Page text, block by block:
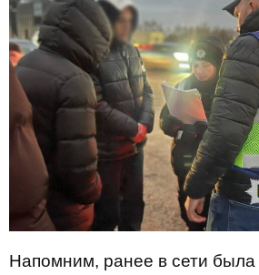
Напомним, ранее в сети была